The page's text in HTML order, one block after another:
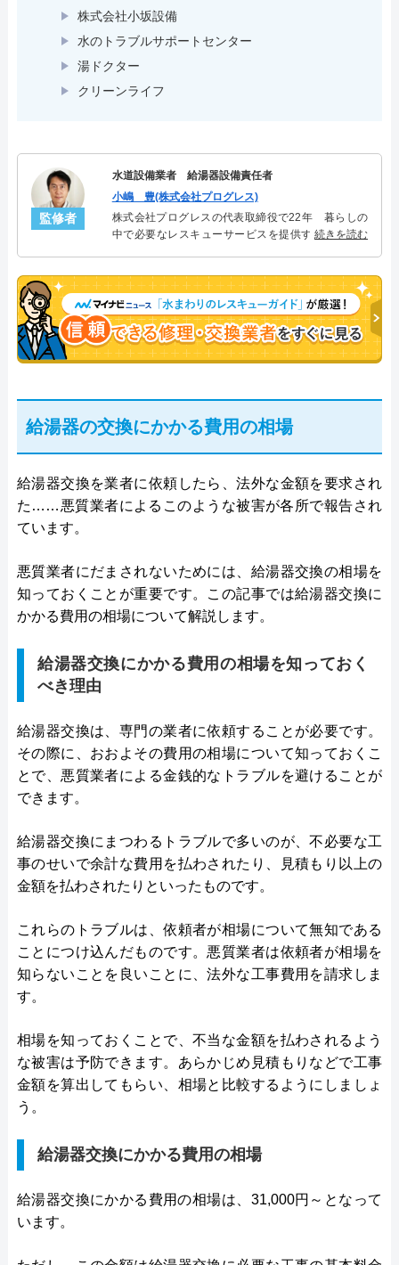
株式会社小坂設備
水のトラブルサポートセンター
湯ドクター
クリーンライフ
監修者
水道設備業者 給湯器設備責任者
小嶋 豊(株式会社プログレス)
株式会社プログレスの代表取締役で22年 暮らしの
中で必要なレスキューサービスを提供する株式会社
決。多くのお客様に信頼される「給湯器」のスペシ
ャリスト。
続きを読む
給湯器の交換にかかる費用の相場
給湯器交換を業者に依頼したら、法外な金額を要求され
た……悪質業者によるこのような被害が各所で報告され
ています。
悪質業者にだまされないためには、給湯器交換の相場を
知っておくことが重要です。この記事では給湯器交換に
かかる費用の相場について解説します。
給湯器交換にかかる費用の相場を知っておく
べき理由
給湯器交換は、専門の業者に依頼することが必要です。
その際に、おおよその費用の相場について知っておくこ
とで、悪質業者による金銭的なトラブルを避けることが
できます。
給湯器交換にまつわるトラブルで多いのが、不必要な工
事のせいで余計な費用を払わされたり、見積もり以上の
金額を払わされたりといったものです。
これらのトラブルは、依頼者が相場について無知である
ことにつけ込んだものです。悪質業者は依頼者が相場を
知らないことを良いことに、法外な工事費用を請求しま
す。
相場を知っておくことで、不当な金額を払わされるよう
な被害は予防できます。あらかじめ見積もりなどで工事
金額を算出してもらい、相場と比較するようにしましょ
う。
給湯器交換にかかる費用の相場
給湯器交換にかかる費用の相場は、31,000円～となって
います。